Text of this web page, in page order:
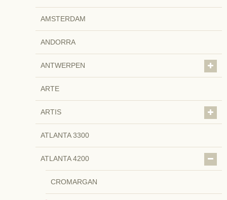
AMSTERDAM
ANDORRA
ANTWERPEN
ARTE
ARTIS
ATLANTA 3300
ATLANTA 4200
CROMARGAN